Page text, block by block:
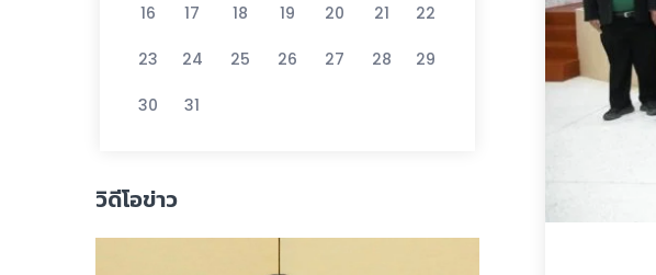
16 17 18 19 20 21 22
23 24 25 26 27 28 29
30 31
วิดีโอข่าว